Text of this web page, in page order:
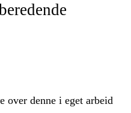
over denne i eget arbeid